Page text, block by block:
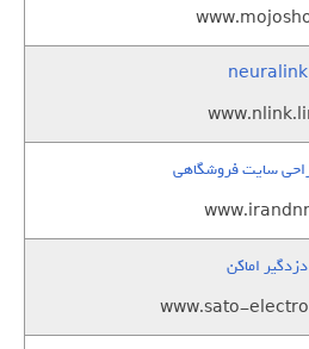
neuralink
سایت فروشگاهی
دزدگیر اماکن
www.sato-